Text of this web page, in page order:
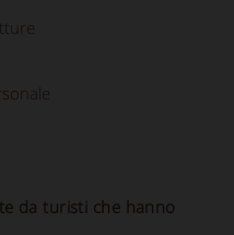
da turisti che hanno